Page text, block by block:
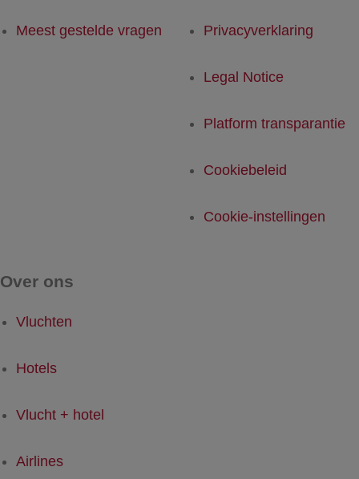
Meest gestelde vragen Privacyverklaring
Legal Notice
Platform transparantie
Cookiebeleid
Cookie-instellingen
Over ons
Vluchten
Hotels
Vlucht + hotel
Airlines